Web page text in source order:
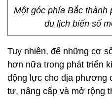
Một góc phía Bắc thành
du lịch biển số
Tuy nhiên, để những cơ
hơn nữa trong phát triển
động lực cho địa phương
tư, nâng cấp và mở rộng